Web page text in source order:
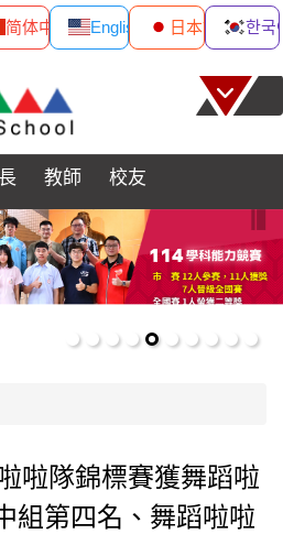
简体中文 English 日本語 한국
教師 校友
啦隊錦標賽獲舞蹈啦
組第四名、舞蹈啦啦